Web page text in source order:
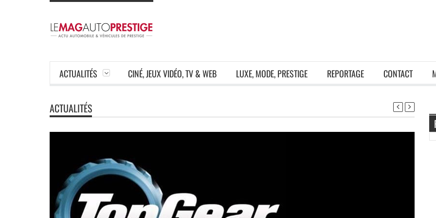
ACTUALITÉS CINÉ, JEUX VIDÉO, TV & WEB LUXE, MODE, PRESTIGE REPORTAGE CONTACT
ACTUALITÉS